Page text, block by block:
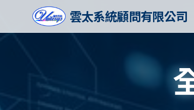
雲太系統顧問有限公司